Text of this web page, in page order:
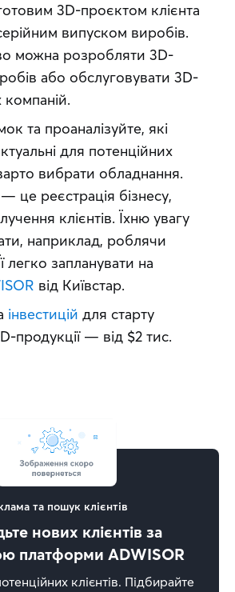
3D-проєктом клієнта
випуском виробів.
можна розробляти 3D-
або обслуговувати 3D-
та проаналізуйте, які
для потенційних
вибрати обладнання.
це реєстрація бізнесу,
клієнтів. Їхню увагу
наприклад, роблячи
легко запланувати на
від Київстар.
інвестицій для старту
продукції — від $2 тис.
та пошук клієнтів
нових клієнтів за
платформи ADWISOR
клієнтів. Підбирайте